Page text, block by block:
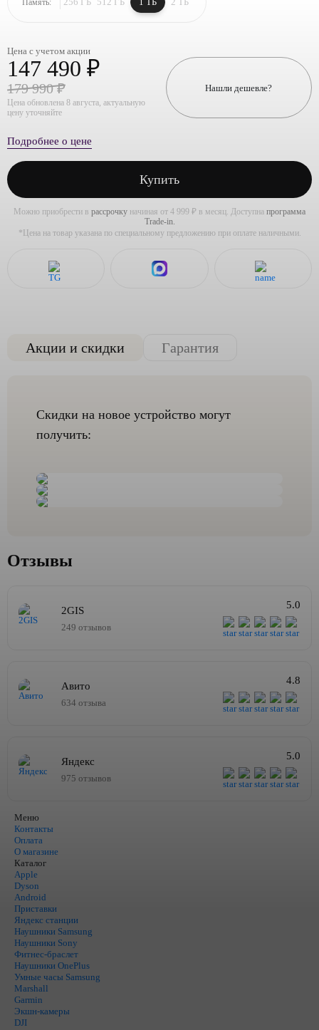
Цена с учетом акции
147 490 ₽
179 990 ₽
Цена обновлена 8 августа, актуальную
цену уточняйте
Нашли дешевле?
Подробнее о цене
Купить
Можно приобрести в рассрочку начиная от 4 999 ₽ в месяц. Доступна программа
Trade-in.
*Цена на товар указана по специальному предложению при оплате наличными.
Акции и скидки Гарантия
Скидки на новое устройство могут
получить:
Отзывы
2GIS
249 отзывов
5.0
Авито
634 отзыва
4.8
Яндекс
975 отзывов
5.0
Меню
Контакты
Оплата
О магазине
Каталог
Apple
Dyson
Android
Приставки
Яндекс станции
Наушники Samsung
Наушники Sony
Фитнес-браслет
Наушники OnePlus
Умные часы Samsung
Marshall
Garmin
Экшн-камеры
DJI